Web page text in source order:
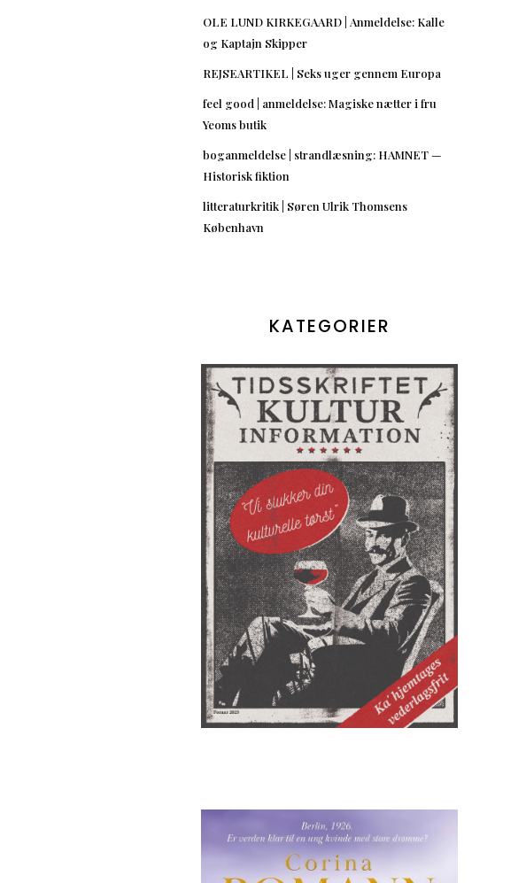
OLE LUND KIRKEGAARD | Anmeldelse: Kalle
og Kaptajn Skipper
REJSEARTIKEL | Seks uger gennem Europa
feel good | anmeldelse: Magiske nætter i fru
Yeoms butik
boganmeldelse | strandlæsning: HAMNET —
Historisk fiktion
litteraturkritik | Søren Ulrik Thomsens
København
KATEGORIER